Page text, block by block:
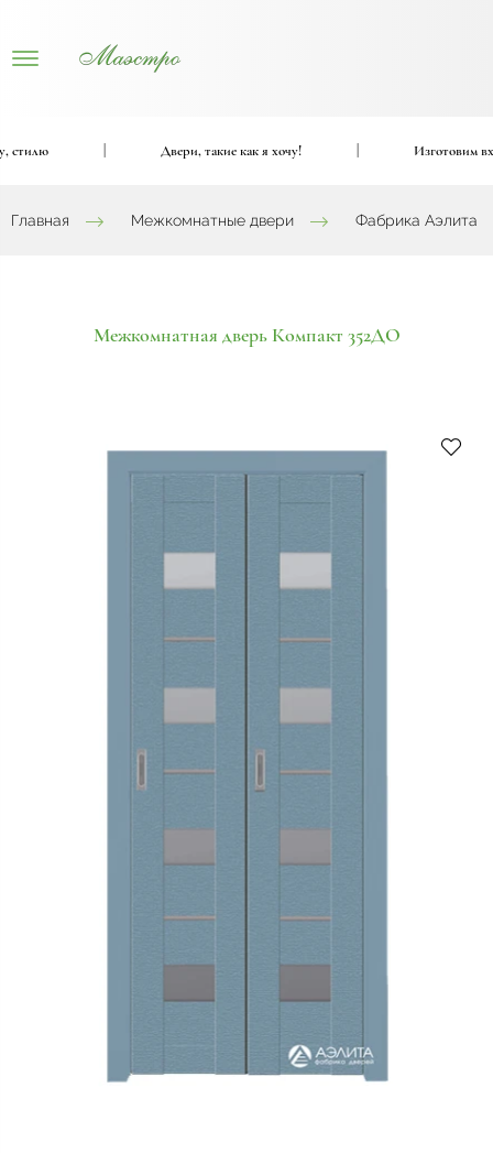
Двери, такие как я хочу! Изготовим
Главная Межкомнатные двери Фабрика Аэлита
Межкомнатная дверь Компакт 352ДО